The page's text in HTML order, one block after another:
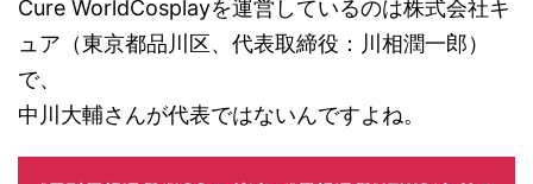
Cure WorldCosplayを運営しているのは株式会社キ
ュア（東京都品川区、代表取締役：川相潤一郎）
で、
中川大輔さんが代表ではないんですよね。